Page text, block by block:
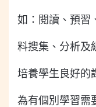
如：閱讀、預習
料搜集、分析及
培養學生良好的
為有個別學習需